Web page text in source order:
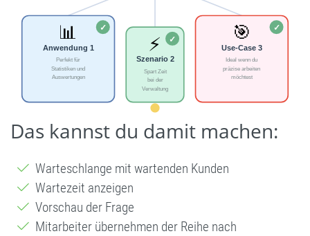
Das kannst du damit machen:
Warteschlange mit wartenden Kunden
Wartezeit anzeigen
Vorschau der Frage
Mitarbeiter übernehmen der Reihe nach